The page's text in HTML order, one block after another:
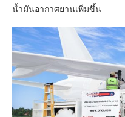
น้ำมันอากาศยานเพิ่มขึ้น